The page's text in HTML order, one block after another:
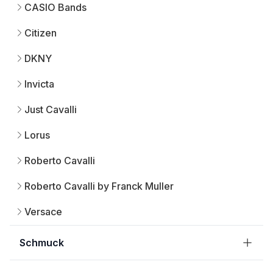
CASIO Bands
Citizen
DKNY
Invicta
Just Cavalli
Lorus
Roberto Cavalli
Roberto Cavalli by Franck Muller
Versace
Schmuck